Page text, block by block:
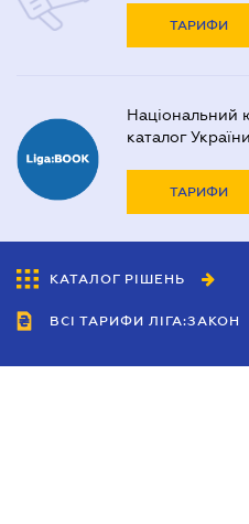
ТАРИФИ
Національний
каталог України
ТАРИФИ
КАТАЛОГ РІШЕНЬ
ВСІ ТАРИФИ ЛІГА:ЗАКОН